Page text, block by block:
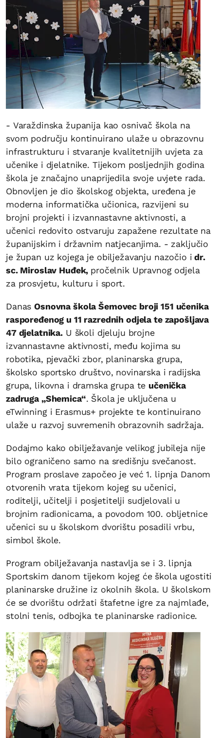
- Varaždinska županija kao osnivač škola na
svom području kontinuirano ulaže u obrazovnu
infrastrukturu i stvaranje kvalitetnijih uvjeta za
učenike i djelatnike. Tijekom posljednjih godina
škola je značajno unaprijedila svoje uvjete rada.
Obnovljen je dio školskog objekta, uređena je
moderna informatička učionica, razvijeni su
brojni projekti i izvannastavne aktivnosti, a
učenici redovito ostvaruju zapažene rezultate na
županijskim i državnim natjecanjima. - zaključio
je župan uz kojega je obilježavanju nazočio i dr.
sc. Miroslav Huđek, pročelnik Upravnog odjela
za prosvjetu, kulturu i sport.
DanasOsnovna škola Šemovec broji 151 učenika
raspoređenog u 11 razrednih odjela te zapošljava
47 djelatnika.U školi djeluju brojne
izvannastavne aktivnosti, među kojima su
robotika, pjevački zbor, planinarska grupa,
školsko sportsko društvo, novinarska i radijska
grupa, likovna i dramska grupa te učenička
zadruga „Shemica“. Škola je uključena u
eTwinning i Erasmus+ projekte te kontinuirano
ulaže u razvoj suvremenih obrazovnih sadržaja.
Dodajmo kako obilježavanje velikog jubileja nije
bilo ograničeno samo na središnju svečanost.
Program proslave započeo je već 1. lipnja Danom
otvorenih vrata tijekom kojeg su učenici,
roditelji, učitelji i posjetitelji sudjelovali u
brojnim radionicama, a povodom 100. obljetnice
učenici su u školskom dvorištu posadili vrbu,
simbol škole.
Program obilježavanja nastavlja se i 3. lipnja
Sportskim danom tijekom kojeg će škola ugostiti
planinarske družine iz okolnih škola. U školskom
će se dvorištu održati štafetne igre za najmlađe,
stolni tenis, odbojka te planinarske radionice.